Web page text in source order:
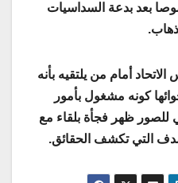
بعد بدعة السداسيات
أمام من يلتقيه بأنه
كونه مشغول بأمور
للصور ظهر فجأة بلقاء مع
التي تكشف الحقائق.